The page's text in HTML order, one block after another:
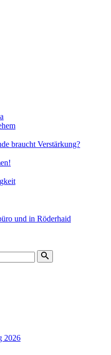
braucht Verstärkung?
und in Röderhaid
2026